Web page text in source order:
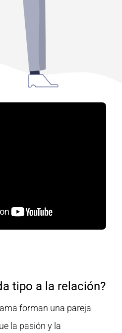
tipo a la relación?
forman una pareja
la pasión y la